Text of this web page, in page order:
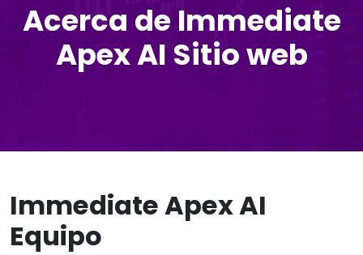
Acerca de Immediate
Apex AI Sitio web
Immediate Apex AI
Equipo